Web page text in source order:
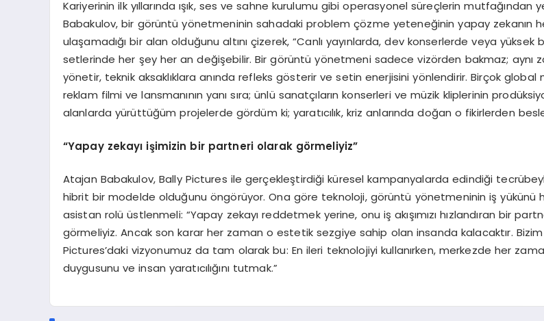
Kariyerinin ilk yıllarında ışık, ses ve sahne kurulumu gibi operasyonel süreçlerin mutfağından
Babakulov, bir görüntü yönetmeninin sahadaki problem çözme yeteneğinin yapay zekanın
ulaşamadığı bir alan olduğunu altını çizerek, “Canlı yayınlarda, dev konserlerde veya yüksek
setlerinde her şey her an değişebilir. Bir görüntü yönetmeni sadece vizörden bakmaz; aynı
yönetir, teknik aksaklıklara anında refleks gösterir ve setin enerjisini yönlendirir. Birçok global
reklam filmi ve lansmanının yanı sıra; ünlü sanatçıların konserleri ve müzik kliplerinin
alanlarda yürüttüğüm projelerde gördüm ki; yaratıcılık, kriz anlarında doğan o fikirlerden
“Yapay zekayı işimizin bir partneri olarak görmeliyiz”
Atajan Babakulov, Bally Pictures ile gerçekleştirdiği küresel kampanyalarda edindiği
hibrit bir modelde olduğunu öngörüyor. Ona göre teknoloji, görüntü yönetmeninin iş yükünü
asistan rolü üstlenmeli: “Yapay zekayı reddetmek yerine, onu iş akışımızı hızlandıran bir
görmeliyiz. Ancak son karar her zaman o estetik sezgiye sahip olan insanda kalacaktır. Bizim
Pictures’daki vizyonumuz da tam olarak bu: En ileri teknolojiyi kullanırken, merkezde her
duygusunu ve insan yaratıcılığını tutmak.”